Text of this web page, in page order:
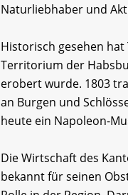
Naturliebhaber und
Historisch gesehen
Territorium der
erobert wurde. 1803
an Burgen und
heute ein Napoleon-
Die Wirtschaft des
bekannt für seinen